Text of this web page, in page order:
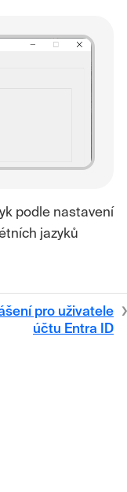
podle nastavení
jazyků
pro uživatele
účtu Entra ID